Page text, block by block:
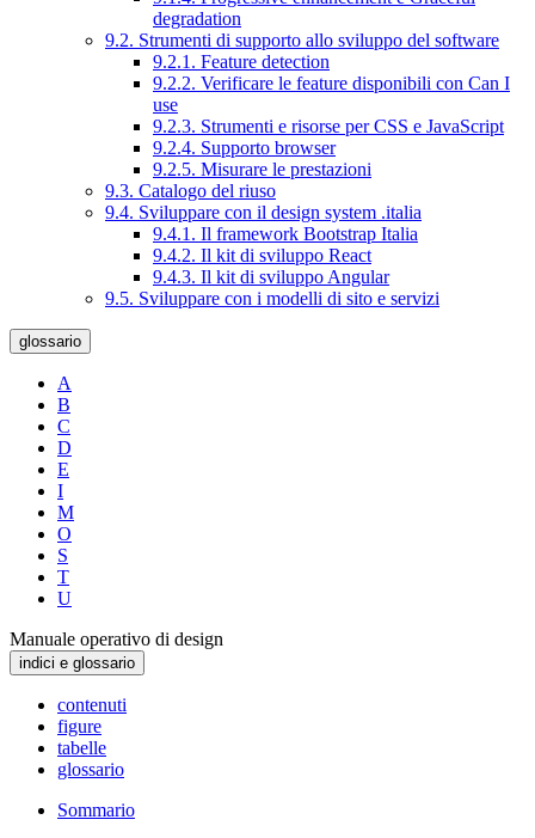
degradation
9.2. Strumenti di supporto allo sviluppo del software
9.2.1. Feature detection
9.2.2. Verificare le feature disponibili con Can I
use
9.2.3. Strumenti e risorse per CSS e JavaScript
9.2.4. Supporto browser
9.2.5. Misurare le prestazioni
9.3. Catalogo del riuso
9.4. Sviluppare con il design system .italia
9.4.1. Il framework Bootstrap Italia
9.4.2. Il kit di sviluppo React
9.4.3. Il kit di sviluppo Angular
9.5. Sviluppare con i modelli di sito e servizi
glossario
A
B
C
D
E
I
M
O
S
T
U
Manuale operativo di design
indici e glossario
contenuti
figure
tabelle
glossario
Sommario